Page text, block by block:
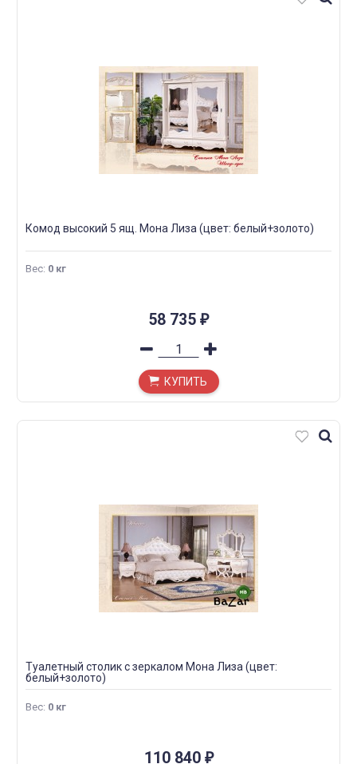
Комод высокий 5 ящ. Мона Лиза (цвет: белый+золото)
Вес: 0 кг
58 735 ₽
КУПИТЬ
Туалетный столик с зеркалом Мона Лиза (цвет:
белый+золото)
Вес: 0 кг
110 840 ₽